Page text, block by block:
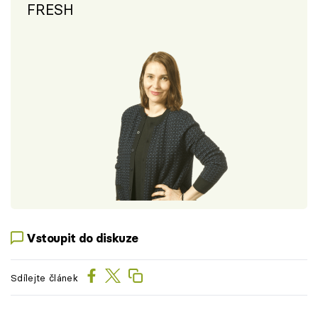
FRESH
Vstoupit do diskuze
Sdílejte článek